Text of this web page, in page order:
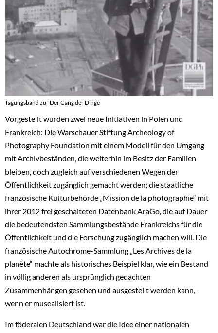
Tagungsband zu "Der Gang der Dinge"
Vorgestellt wurden zwei neue Initiativen in Polen und
Frankreich: Die Warschauer Stiftung Archeology of
Photography Foundation mit einem Modell für den Umgang
mit Archivbeständen, die weiterhin im Besitz der Familien
bleiben, doch zugleich auf verschiedenen Wegen der
Öffentlichkeit zugänglich gemacht werden; die staatliche
französische Kulturbehörde „Mission de la photographie“ mit
ihrer 2012 frei geschalteten Datenbank AraGo, die auf Dauer
die bedeutendsten Sammlungsbestände Frankreichs für die
Öffentlichkeit und die Forschung zugänglich machen will. Die
französische Autochrome-Sammlung „Les Archives de la
planète“ machte als historisches Beispiel klar, wie ein Bestand
in völlig anderen als ursprünglich gedachten
Zusammenhängen gesehen und ausgestellt werden kann,
wenn er musealisiert ist.
Im föderalen Deutschland war die Idee einer nationalen